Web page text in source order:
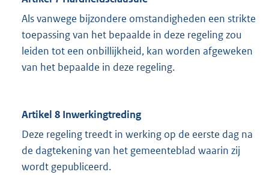
Als vanwege bijzondere omstandigheden een strikte
toepassing van het bepaalde in deze regeling zou
leiden tot een onbillijkheid, kan worden afgeweken
van het bepaalde in deze regeling.
Artikel 8 Inwerkingtreding
Deze regeling treedt in werking op de eerste dag na
de dagtekening van het gemeenteblad waarin zij
wordt gepubliceerd.